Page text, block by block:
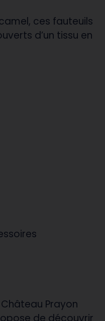
ces fauteuils
d’un tissu en
Prayon